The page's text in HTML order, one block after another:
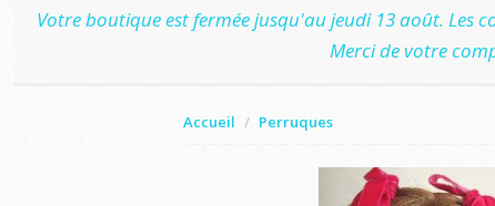
Votre boutique est fermée jusqu'au jeudi 13 août. Les
Merci de votre
Accueil Perruques